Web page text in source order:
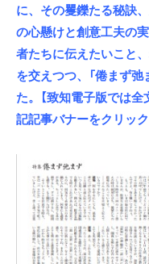
に、その矍鑠たる秘訣
の心懸けと創意工夫の
者たちに伝えたいこと
を交えつつ、「倦まず
た。【致知電子版では
記記事バナーをクリッ